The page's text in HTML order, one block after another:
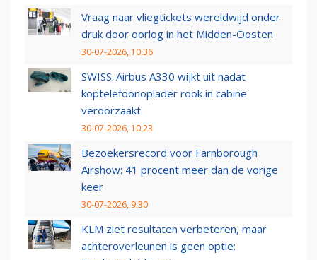
Vraag naar vliegtickets wereldwijd onder
druk door oorlog in het Midden-Oosten
30-07-2026, 10:36
SWISS-Airbus A330 wijkt uit nadat
koptelefoonoplader rook in cabine
veroorzaakt
30-07-2026, 10:23
Bezoekersrecord voor Farnborough
Airshow: 41 procent meer dan de vorige
keer
30-07-2026, 9:30
KLM ziet resultaten verbeteren, maar
achteroverleunen is geen optie: